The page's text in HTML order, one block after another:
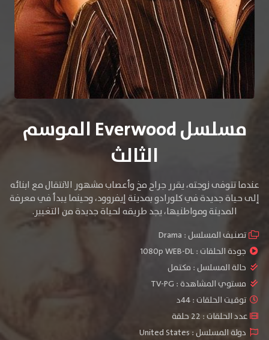
مسلسل Everwood الموسم
الثالث
عندما تتوفى زوجته، يقرر جراح مخ وأعصاب مشهور الانتقال مع ابنائه
إلى حياة جديدة في كلورادو بمدينة إيفروود، وحينما يبدأ في معرفة
المدينة ومواطنيها، يجد طريقه لحياة جديدة من التغيير.
تصنيف المسلسل : Drama
جودة الحلقات :1080p WEB-DL
حالة المسلسل : مكتمل
مستوي المشاهدة : TV-PG
توقيت الحلقات : 44د
عدد الحلقات : 22 حلقة
دولة المسلسل : United States